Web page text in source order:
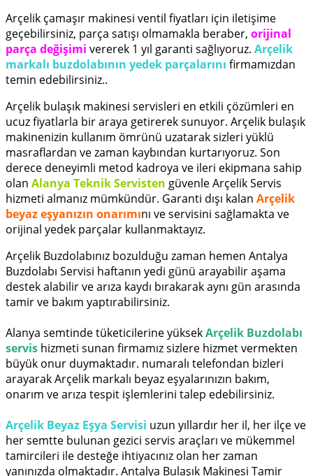
Arçelik çamaşır makinesi ventil fiyatları için iletişime
geçebilirsiniz, parça satışı olmamakla beraber, orijinal
parça değişimi vererek 1 yıl garanti sağlıyoruz. Arçelik
markalı buzdolabının yedek parçalarını firmamızdan
temin edebilirsiniz..
Arçelik bulaşık makinesi servisleri en etkili çözümleri en
ucuz fiyatlarla bir araya getirerek sunuyor. Arçelik bulaşık
makinenizin kullanım ömrünü uzatarak sizleri yüklü
masraflardan ve zaman kaybından kurtarıyoruz. Son
derece deneyimli metod kadroya ve ileri ekipmana sahip
olan Alanya Teknik Servisten güvenle Arçelik Servis
hizmeti almanız mümkündür. Garanti dışı kalan Arçelik
beyaz eşyanızın onarımını ve servisini sağlamakta ve
orijinal yedek parçalar kullanmaktayız.
Arçelik Buzdolabınız bozulduğu zaman hemen Antalya
Buzdolabı Servisi haftanın yedi günü arayabilir aşama
destek alabilir ve arıza kaydı bırakarak aynı gün arasında
tamir ve bakım yaptırabilirsiniz.
Alanya semtinde tüketicilerine yüksekArçelik Buzdolabı
servis hizmeti sunan firmamız sizlere hizmet vermekten
büyük onur duymaktadır. numaralı telefondan bizleri
arayarak Arçelik markalı beyaz eşyalarınızın bakım,
onarım ve arıza tespit işlemlerini talep edebilirsiniz.
Arçelik Beyaz Eşya Servisi uzun yıllardır her il, her ilçe ve
her semtte bulunan gezici servis araçları ve mükemmel
tamircileri ile desteğe ihtiyacınız olan her zaman
yanınızda olmaktadır. Antalya Bulaşık Makinesi Tamir